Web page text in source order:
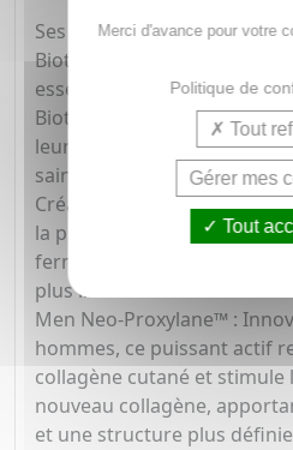
Ses ingrédients phares :
Biotech Plankton™ : Enrichi
essentiels, cet ingrédient
Biotherm revitalise les
leur régénération
saine et résistante.
Créatine : Dynamise les
la production de collagène,
fermeté et l'élasticité de la
plus lisse et tendu.
Men Neo-Proxylane™ :
hommes, ce puissant actif
collagène cutané et
nouveau collagène,
et une structure plus
Merci d'avance pour votre
Politique de
Tout
Gérer mes
Tout